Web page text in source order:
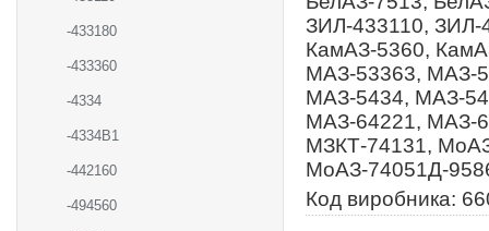
-433180
-433360
-4334
-4334В1
-442160
-494560
ЗИЛ-433110, ЗИЛ-
КамАЗ-5360,
МАЗ-53363, МАЗ-
МАЗ-5434, МАЗ-
МАЗ-64221, МАЗ-
МЗКТ-74131,
МоАЗ-74051Д-
Код виробника: